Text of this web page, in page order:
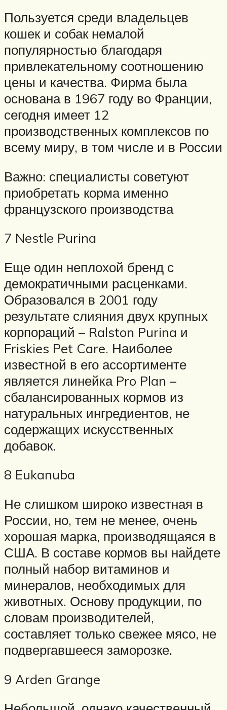
Пользуется среди владельцев
кошек и собак немалой
популярностью благодаря
привлекательному соотношению
цены и качества. Фирма была
основана в 1967 году во Франции,
сегодня имеет 12
производственных комплексов по
всему миру, в том числе и в России
Важно: специалисты советуют
приобретать корма именно
французского производства
7 Nestle Purina
Еще один неплохой бренд с
демократичными расценками.
Образовался в 2001 году
результате слияния двух крупных
корпораций – Ralston Purina и
Friskies Pet Care. Наиболее
известной в его ассортименте
является линейка Pro Plan –
сбалансированных кормов из
натуральных ингредиентов, не
содержащих искусственных
добавок.
8 Eukanuba
Не слишком широко известная в
России, но, тем не менее, очень
хорошая марка, производящаяся в
США. В составе кормов вы найдете
полный набор витаминов и
минералов, необходимых для
животных. Основу продукции, по
словам производителей,
составляет только свежее мясо, не
подвергавшееся заморозке.
9 Arden Grange